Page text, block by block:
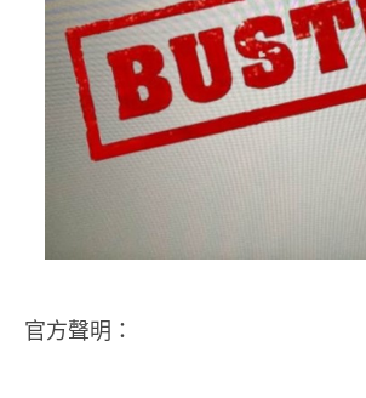
官方聲明：